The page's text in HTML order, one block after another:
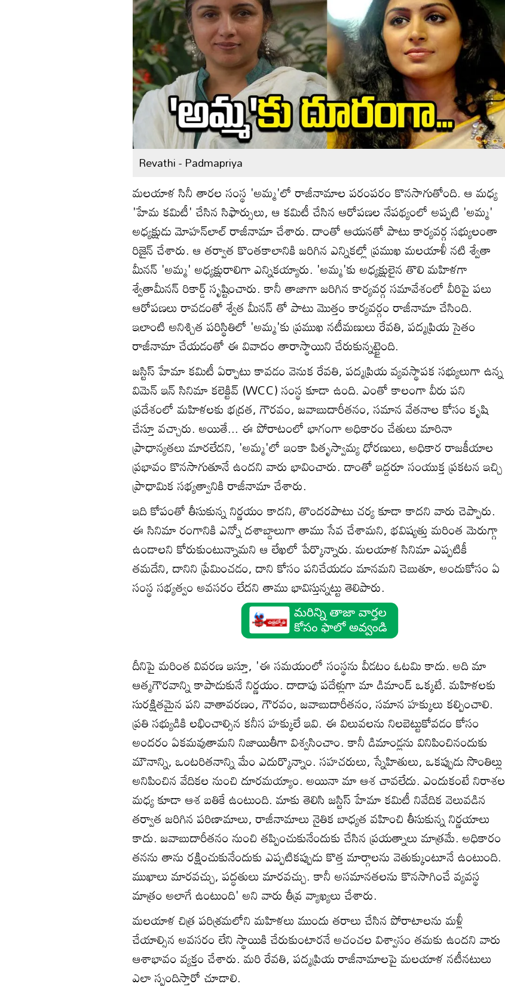
Revathi - Padmapriya
మలయాళ సినీ తారల సంస్థ 'అమ్మ'లో రాజీనామాల పరంపరం కొనసాగుతోంది. ఆ మధ్య
'హేమ కమిటీ' చేసిన సిఫార్సులు, ఆ కమిటీ చేసిన ఆరోపణల నేపథ్యంలో అప్పటి 'అమ్మ'
అధ్యక్షుడు మోహన్‌లాల్ రాజీనామా చేశారు. దాంతో ఆయనతో పాటు కార్యవర్గ సభ్యులంతా
రిజైన్ చేశారు. ఆ తర్వాత కొంతకాలానికి జరిగిన ఎన్నికల్లో ప్రముఖ మలయాళీ నటి శ్వేతా
మీనన్ 'అమ్మ' అధ్యక్షురాలిగా ఎన్నికయ్యారు. 'అమ్మ'కు అధ్యక్షులైన తొలి మహిళగా
శ్వేతామీనన్ రికార్డ్ సృష్టించారు. కానీ తాజాగా జరిగిన కార్యవర్గ సమావేశంలో వీరిపై పలు
ఆరోపణలు రావడంతో శ్వేత మీనన్ తో పాటు మొత్తం కార్యవర్గం రాజీనామా చేసింది.
ఇలాంటి అనిశ్చిత పరిస్థితిలో 'అమ్మ'కు ప్రముఖ నటీమణులు రేవతి, పద్మప్రియ సైతం
రాజీనామా చేయడంతో ఈ వివాదం తారాస్థాయిని చేరుకున్నట్టైంది.
జస్టిస్ హేమా కమిటీ ఏర్పాటు కావడం వెనుక రేవతి, పద్మప్రియ వ్యవస్థాపక సభ్యులుగా ఉన్న
విమెన్ ఇన్ సినిమా కలెక్టివ్ (WCC) సంస్థ కూడా ఉంది. ఎంతో కాలంగా వీరు పని
ప్రదేశంలో మహిళలకు భద్రత, గౌరవం, జవాబుదారీతనం, సమాన వేతనాల కోసం కృషి
చేస్తూ వచ్చారు. అయితే... ఈ పోరాటంలో భాగంగా అధికారం చేతులు మారినా
ప్రాధాన్యతలు మారలేదని, 'అమ్మ'లో ఇంకా పితృస్వామ్య ధోరణులు, అధికార రాజకీయాల
ప్రభావం కొనసాగుతూనే ఉందని వారు భావించారు. దాంతో ఇద్దరూ సంయుక్త ప్రకటన ఇచ్చి
ప్రాధామిక సభ్యత్వానికి రాజీనామా చేశారు.
ఇది కోపంతో తీసుకున్న నిర్ణయం కాదని, తొందరపాటు చర్య కూడా కాదని వారు చెప్పారు.
ఈ సినిమా రంగానికి ఎన్నో దశాబ్దాలుగా తాము సేవ చేశామని, భవిష్యత్తు మరింత మెరుగ్గా
ఉండాలని కోరుకుంటున్నామని ఆ లేఖలో పేర్కొన్నారు. మలయాళ సినిమా ఎప్పటికీ
తమదేని, దానిని ప్రేమించడం, దాని కోసం పనిచేయడం మానమని చెబుతూ, అందుకోసం ఏ
సంస్థ సభ్యత్వం అవసరం లేదని తాము భావిస్తున్నట్టు తెలిపారు.
దీనిపై మరింత వివరణ ఇస్తూ, 'ఈ సమయంలో సంస్థను వీడటం ఓటమి కాదు. అది మా
ఆత్మగౌరవాన్ని కాపాడుకునే నిర్ణయం. దాదాపు పదేళ్లుగా మా డిమాండ్ ఒక్కటే. మహిళలకు
సురక్షితమైన పని వాతావరణం, గౌరవం, జవాబుదారీతనం, సమాన హక్కులు కల్పించాలి.
ప్రతి సభ్యుడికి లభించాల్సిన కనీస హక్కులే ఇవి. ఈ విలువలను నిలబెట్టుకోవడం కోసం
అందరం ఏకమవుతామని నిజాయితీగా విశ్వసించాం. కానీ డిమాండ్లను వినిపించినందుకు
మౌనాన్ని, ఒంటరితనాన్ని మేం ఎదుర్కొన్నాం. సహచరులు, స్నేహితులు, ఒకప్పుడు సొంతిల్లు
అనిపించిన వేదికల నుంచి దూరమయ్యాం. అయినా మా ఆశ చావలేదు. ఎందుకంటే నిరాశల
మధ్య కూడా ఆశ బతికే ఉంటుంది. మాకు తెలిసి జస్టిస్ హేమా కమిటీ నివేదిక వెలువడిన
తర్వాత జరిగిన పరిణామాలు, రాజీనామాలు నైతిక బాధ్యత వహించి తీసుకున్న నిర్ణయాలు
కాదు. జవాబుదారీతనం నుంచి తప్పించుకునేందుకు చేసిన ప్రయత్నాలు మాత్రమే. అధికారం
తనను తాను రక్షించుకునేందుకు ఎప్పటికప్పుడు కొత్త మార్గాలను వెతుక్కుంటూనే ఉంటుంది.
ముఖాలు మారవచ్చు, పద్ధతులు మారవచ్చు. కానీ అసమానతలను కొనసాగించే వ్యవస్థ
మాత్రం అలాగే ఉంటుంది' అని వారు తీవ్ర వ్యాఖ్యలు చేశారు.
మలయాళ చిత్ర పరిశ్రమలోని మహిళలు ముందు తరాలు చేసిన పోరాటాలను మళ్లీ
చేయాల్సిన అవసరం లేని స్థాయికి చేరుకుంటారనే అచంచల విశ్వాసం తమకు ఉందని వారు
ఆశాభావం వ్యక్తం చేశారు. మరి రేవతి, పద్మప్రియ రాజీనామాలపై మలయాళ నటీనటులు
ఎలా స్పందిస్తారో చూడాలి.